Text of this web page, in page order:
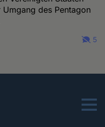
des Pentagon
5
Menu